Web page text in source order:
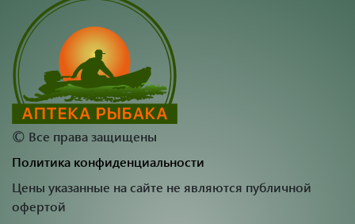
© Все права защищены
Политика конфиденциальности
Цены указанные на сайте не являются публичной
офертой